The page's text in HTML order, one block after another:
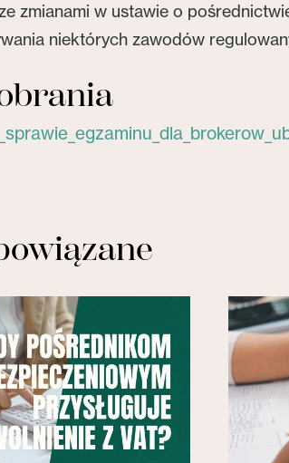
zmianami w ustawie o
niektórych zawodów